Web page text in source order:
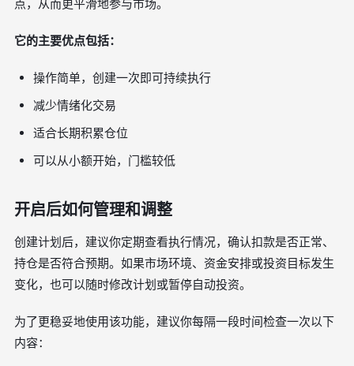
点，从而更平滑地参与市场。
它的主要优点包括：
操作简单，创建一次即可持续执行
减少情绪化交易
适合长期积累仓位
可以从小额开始，门槛较低
开启后如何管理和调整
创建计划后，建议你定期查看执行情况，确认扣款是否正常、
持仓是否符合预期。如果市场环境、资金安排或投资目标发生
变化，也可以随时修改计划或暂停自动投资。
为了更稳妥地使用该功能，建议你每隔一段时间检查一次以下
内容：